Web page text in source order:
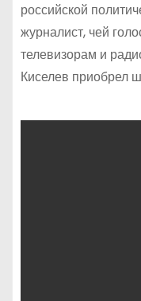
российской
журналист, чей
телевизорам и
Киселев приобрел